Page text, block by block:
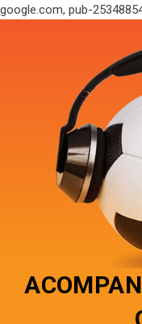
google.com, pub-